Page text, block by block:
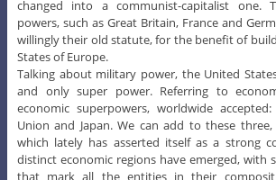
changed into a communist-capitalist one.
powers, such as Great Britain, France and
willingly their old statute, for the benefit of
States of Europe.
Talking about military power, the United
and only super power. Referring to
economic superpowers, worldwide
Union and Japan. We can add to these
which lately has asserted itself as a strong
distinct economic regions have emerged, with
that mark all the entities in their